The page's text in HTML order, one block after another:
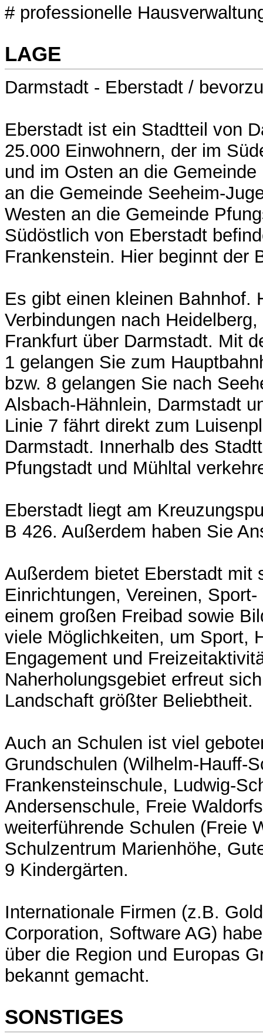
# professionelle
LAGE
Darmstadt - Eberstadt /
Eberstadt ist ein Stadtteil von
25.000 Einwohnern, der im
und im Osten an die
an die Gemeinde Seeheim-
Westen an die Gemeinde
Südöstlich von Eberstadt
Frankenstein. Hier beginnt der
Es gibt einen kleinen Bahnhof.
Verbindungen nach
Frankfurt über Darmstadt. Mit
1 gelangen Sie zum
bzw. 8 gelangen Sie nach
Alsbach-Hähnlein, Darmstadt
Linie 7 fährt direkt zum
Darmstadt. Innerhalb des
Pfungstadt und Mühltal
Eberstadt liegt am
B 426. Außerdem haben Sie
Außerdem bietet Eberstadt mit
Einrichtungen, Vereinen,
einem großen Freibad sowie
viele Möglichkeiten, um Sport,
Engagement und
Naherholungsgebiet erfreut
Landschaft größter Beliebtheit.
Auch an Schulen ist viel
Grundschulen (Wilhelm-Hauff-
Frankensteinschule, Ludwig-
Andersenschule, Freie
weiterführende Schulen (Freie
Schulzentrum Marienhöhe,
9 Kindergärten.
Internationale Firmen (z.B.
Corporation, Software AG)
über die Region und Europas
bekannt gemacht.
SONSTIGES